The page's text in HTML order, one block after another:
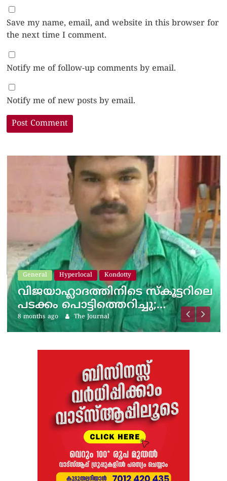
Save my name, email, and website in this browser for
the next time I comment.
Notify me of follow-up comments by email.
Notify me of new posts by email.
General Hyperlocal Kondotty
വിജയാഹ്ലാദത്തിനിടെ സ്കൂട്ടറിലെ
പടക്കം പൊട്ടിത്തെറിച്ചു;…
8 months ago The Journal